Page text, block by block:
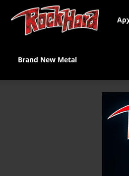
Rock
Brand New Metal